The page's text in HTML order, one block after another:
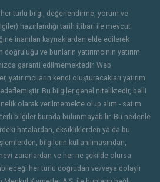
türlü bilgi, değerlendirme, yorum ve
hazırlandığı tarih itibarı ile mevcut
inanılan kaynaklardan elde edilerek
ve bunların yatırımcının yatırım
garanti edilmemektedir. Web
yatırımcıların kendi oluşturacakları yatırım
Bu bilgiler genel niteliktedir, belli
olarak verilmemekte olup alım - satım
bilgiler burada bulunmayabilir. Bu nedenle
hatalardan, eksikliklerden ya da bu
bilgilerin kullanılmasından,
zararlardan ve her ne şekilde olursa
her türlü doğrudan ve/veya dolaylı